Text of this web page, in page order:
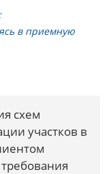
в приемную
схем
участков в